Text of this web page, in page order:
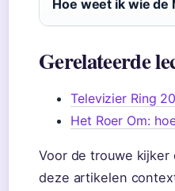
Hoe weet ik wie
Gerelateerde
Televizier Ring
Het Roer Om:
Voor de trouwe kijker
deze artikelen